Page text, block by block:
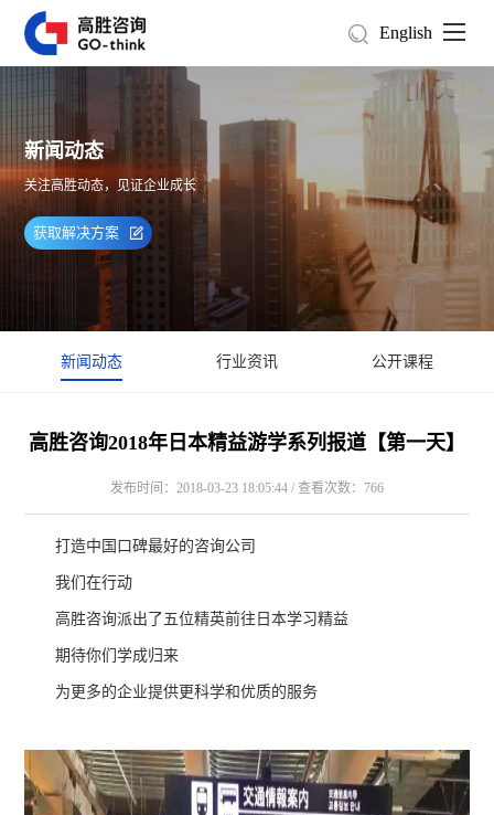
English
新闻动态
关注高胜动态，见证企业成长
获取解决方案
新闻动态 行业资讯 公开课程
高胜咨询2018年日本精益游学系列报道【第一天】
发布时间：2018-03-23 18:05:44 / 查看次数：766
打造中国口碑最好的咨询公司
我们在行动
高胜咨询派出了五位精英前往日本学习精益
期待你们学成归来
为更多的企业提供更科学和优质的服务